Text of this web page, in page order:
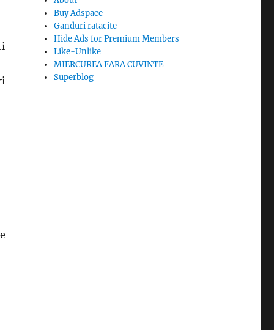
Buy Adspace
Ganduri ratacite
Hide Ads for Premium Members
Like-Unlike
MIERCUREA FARA CUVINTE
Superblog